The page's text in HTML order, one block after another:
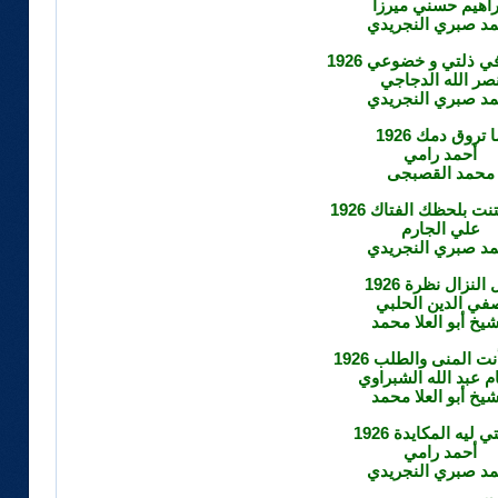
حسني ميرزا
صبري النجريدي
ذلتي و خضوعي 1926
الله الدجاجي
صبري النجريدي
تروق دمك 1926
أحمد رامي
محمد القصبجى
بلحظك الفتاك 1926
علي الجارم
صبري النجريدي
النزال نظرة 1926
الدين الحلبي
أبو العلا محمد
المنى والطلب 1926
عبد الله الشبراوي
أبو العلا محمد
ليه المكايدة 1926
أحمد رامي
صبري النجريدي